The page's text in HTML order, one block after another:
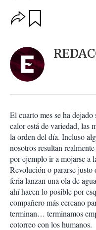
O
p
n
e
s
o
m
p
a
r
t
i
r
a
r
El cuarto mes se ha
calor está de variedad, las
la orden del día. Incluso
nosotros resultan
por ejemplo ir a mojarse a
Revolución o pararse justo
feria lanzan una ola de
ahí hacen lo posible por
compañero más cercano
terminan… terminamos
cotorreo con los humanos.